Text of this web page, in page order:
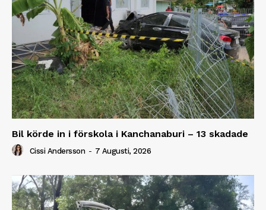
Bil körde in i förskola i Kanchanaburi – 13 skadade
Cissi Andersson - 7 Augusti, 2026